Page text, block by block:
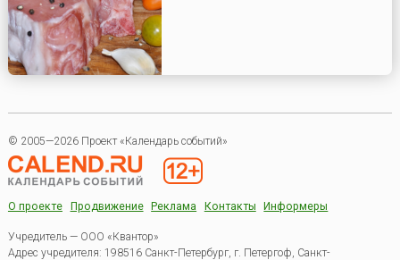
© 2005—2026 Проект «Календарь событий»
О проекте Продвижение Реклама Контакты Информеры
Учредитель — ООО «Квантор»
Адрес учредителя: 198516 Санкт-Петербург, г. Петергоф, Санкт-